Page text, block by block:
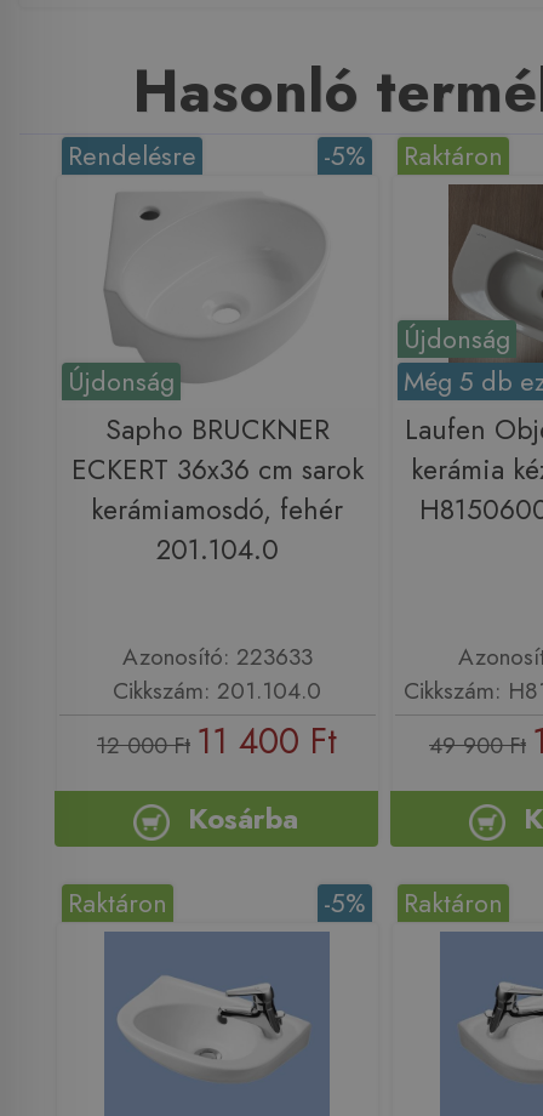
Hasonló
Újdonság
-5%
Rendelésre
Sapho BRUCKNER
ECKERT 36x36 cm sarok
kerámiamosdó, fehér
201.104.0
Azonosító: 223633
Cikkszám: 201.104.0
12 000 Ft 11 400 Ft
Kosárba
Újdonság
Még 5 db
Raktáron
Laufen
kerámia
Cikkszám:
49 900 Ft
-5%
Raktáron Raktáron